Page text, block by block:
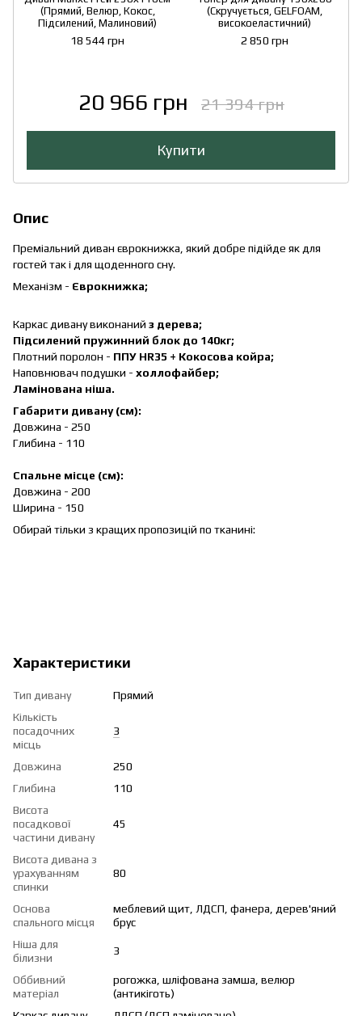
(Прямий, Велюр, Кокос,
Підсилений, Малиновий)
18 544 грн
(Скручується, GELFOAM,
високоеластичний)
2 850 грн
20 966 грн 21 394 грн
Купити
Опис
Преміальний диван єврокнижка, який добре підійде як для
гостей так і для щоденного сну.
Механізм - Єврокнижка;
Каркас дивану виконаний з дерева;
Підсилений пружинний блок до 140кг;
Плотний поролон - ППУ HR35 + Кокосова койра;
Наповнювач подушки - холлофайбер;
Ламінована ніша.
Габарити дивану (см):
Довжина - 250
Глибина - 110
Спальне місце (см):
Довжина - 200
Ширина - 150
Обирай тільки з кращих пропозицій по тканині:
Характеристики
Тип дивану
Прямий
Кількість
посадочних
місць
3
Довжина
250
Глибина
110
Висота
посадкової
частини дивану
45
Висота дивана з
урахуванням
спинки
80
Основа
спального місця
меблевий щит, ЛДСП, фанера, дерев'яний
брус
Ніша для
білизни
3
Оббивний
матеріал
рогожка, шліфована замша, велюр
(антикіготь)